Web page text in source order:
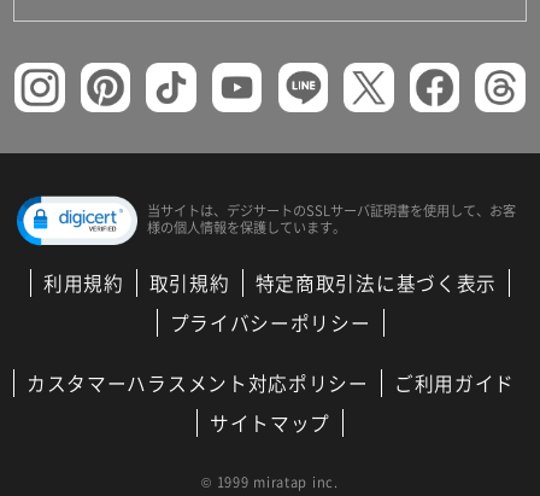
当サイトは、デジサートのSSLサーバ証明書を使用して、 お客
様の個人情報を保護しています。
利用規約 取引規約
特定商取引法に基づく表示
プライバシーポリシー
カスタマーハラスメント対応ポリシー
ご利用ガイド
サイトマップ
© 1999 miratap inc.